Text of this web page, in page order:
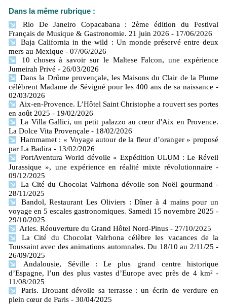
Dans la même rubrique :
Rio De Janeiro Copacabana : 2ème édition du Festival
Français de Musique & Gastronomie. 21 juin 2026 - 17/06/2026
Baja California in the wild : Un monde préservé entre deux
mers​ au Mexique - 07/06/2026
10 choses à savoir sur le Maltese Falcon, une expérience
Jumeirah Privé - 26/03/2026
Dans la Drôme provençale, les Maisons du Clair de la Plume
célèbrent Madame de Sévigné pour les 400 ans de sa naissance -
02/03/2026
Aix-en-Provence. L’Hôtel Saint Christophe a rouvert ses portes
en août 2025 - 19/02/2026
La Villa Gallici, un petit palazzo au cœur d'Aix en Provence.
La Dolce Vita Provençale - 18/02/2026
Hammamet : « Voyage autour de la fleur d’oranger » proposé
par La Badira - 13/02/2026
PortAventura World dévoile « Expédition ULUM : Le Réveil
Jurassique », une expérience en réalité mixte révolutionnaire -
09/12/2025
La Cité du Chocolat Valrhona dévoile son Noël gourmand -
28/11/2025
Bandol, Restaurant Les Oliviers : Dîner à 4 mains pour un
voyage en 5 escales gastronomiques. Samedi 15 novembre 2025 -
29/10/2025
Arles. Réouverture du Grand Hôtel Nord-Pinus - 27/10/2025
La Cité du Chocolat Valrhona célèbre les vacances de la
Toussaint avec des animations automnales. Du 18/10 au 2/11/25 -
26/09/2025
Andalousie, Séville : Le plus grand centre historique
d’Espagne, l’un des plus vastes d’Europe avec près de 4 km² -
11/08/2025
Paris. Drouant dévoile sa terrasse : un écrin de verdure en
plein cœur de Paris - 30/04/2025